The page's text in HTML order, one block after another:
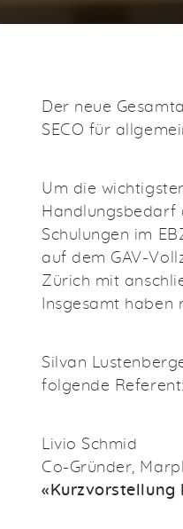
Der neue
SECO für
Um die
Handlungsbedarf
Schulungen im
auf dem GAV-
Zürich mit
Insgesamt haben
Silvan
folgende
Livio Schmid
Co-Gründer,
«Kurzvorstellung